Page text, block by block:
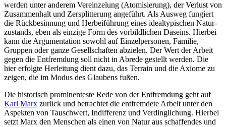
werden unter anderem Ver­ein­ze­lung (Ato­mi­sie­rung), der Verlust von
Zusam­men­halt und Zer­split­te­rung ange­führt. Als Ausweg fun­giert
die Rück­be­sin­nung und Her­bei­füh­rung eines ide­al­ty­pi­schen Natur­
zu­stands, eben als einzige Form des vor­bild­li­chen Daseins. Hierbei
kann die Argu­men­ta­tion sowohl auf Ein­zel­per­so­nen, Familie,
Gruppen oder ganze Gesell­schaf­ten abzie­len. Der Wert der Arbeit
gegen die Ent­frem­dung soll nicht in Abrede gestellt werden. Die
hier erfolgte Her­lei­tung dient dazu, das Terrain und die Axiome zu
zeigen, die im Modus des Glau­bens fußen.
Die his­to­risch pro­mi­nen­teste Rede von der Ent­frem­dung geht auf
Karl Marx zurück und betrach­tet die ent­frem­dete Arbeit unter den
Aspek­ten von Tausch­wert, Indif­fe­renz und Ver­ding­li­chung. Hierbei
setzt Marx den Men­schen als einen von Natur aus schaf­fen­des und